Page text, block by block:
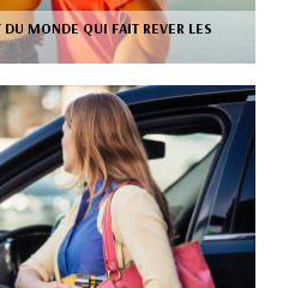
MONDE QUI FAIT REVER LES